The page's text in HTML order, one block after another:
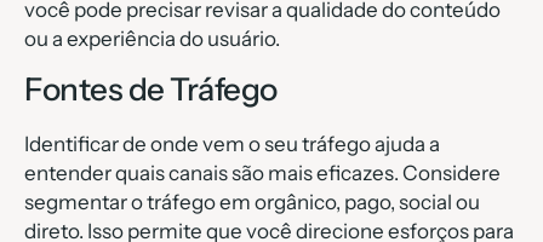
você pode precisar revisar a qualidade do conteúdo
ou a experiência do usuário.
Fontes de Tráfego
Identificar de onde vem o seu tráfego ajuda a
entender quais canais são mais eficazes. Considere
segmentar o tráfego em orgânico, pago, social ou
direto. Isso permite que você direcione esforços para